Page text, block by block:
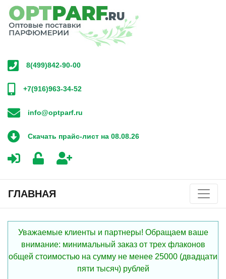
8(499)842-90-00
+7(916)963-34-52
info@optparf.ru
Скачать прайс-лист на 08.08.26
ГЛАВНАЯ
Уважаемые клиенты и партнеры! Обращаем ваше
внимание: минимальный заказ от трех флаконов
общей стоимостью на сумму не менее 25000 (двадцати
пяти тысяч) рублей